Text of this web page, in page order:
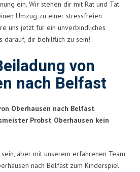
ein. Wir stehen dir mit Rat und Tat
Umzug zu einer stressfreien
uns jetzt für ein unverbindliches
darauf, dir behilflich zu sein!
von
nach Belfast
Oberhausen nach Belfast
Probst Oberhausen kein
aber mit unserem erfahrenen Team
nach Belfast zum Kinderspiel.